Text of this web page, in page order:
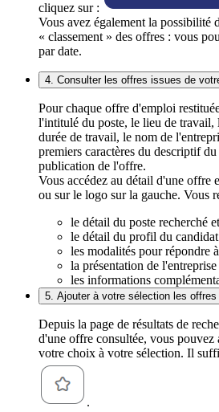
cliquez sur :
Vous avez également la possibilité
« classement » des offres : vous
par date.
4. Consulter les offres issues de
Pour chaque offre d'emploi
l'intitulé du poste, le lieu de travail,
durée de travail, le nom de
premiers caractères du descriptif
publication de l'offre.
Vous accédez au détail d'une offre
ou sur le logo sur la gauche. Vous
le détail du poste recherché
le détail du profil du
les modalités pour répondre
la présentation de
les informations
5. Ajouter à votre sélection les
Depuis la page de résultats de
d'une offre consultée, vous pouvez
votre choix à votre sélection. Il
.